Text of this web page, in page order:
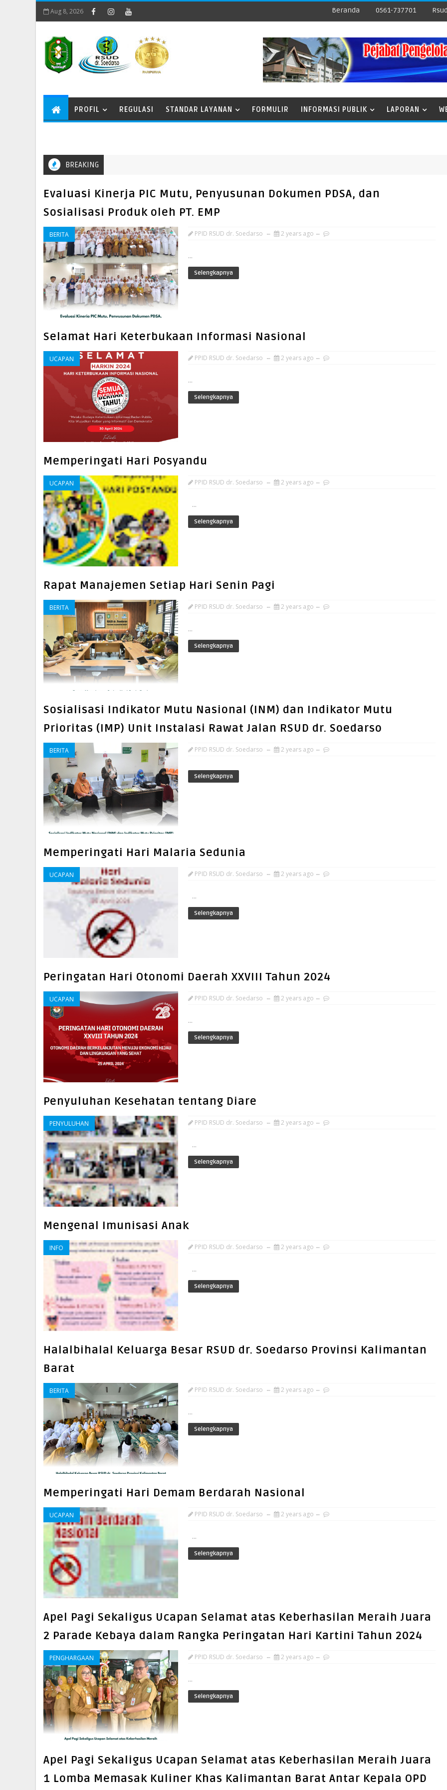
Aug 8, 2026 Beranda 0561-737701
PROFIL REGULASI STANDAR LAYANAN FORMULIR INFORMASI PUBLIK LAPORAN
BREAKING
Evaluasi Kinerja PIC Mutu, Penyusunan Dokumen PDSA, dan
Sosialisasi Produk oleh PT. EMP
BERITA PPID RSUD dr. Soedarso 2 years ago
...
Selengkapnya
Selamat Hari Keterbukaan Informasi Nasional
UCAPAN PPID RSUD dr. Soedarso 2 years ago
...
Selengkapnya
Memperingati Hari Posyandu
UCAPAN PPID RSUD dr. Soedarso 2 years ago
...
Selengkapnya
Rapat Manajemen Setiap Hari Senin Pagi
BERITA PPID RSUD dr. Soedarso 2 years ago
...
Selengkapnya
Sosialisasi Indikator Mutu Nasional (INM) dan Indikator Mutu
Prioritas (IMP) Unit Instalasi Rawat Jalan RSUD dr. Soedarso
BERITA PPID RSUD dr. Soedarso 2 years ago
Selengkapnya
Memperingati Hari Malaria Sedunia
UCAPAN PPID RSUD dr. Soedarso 2 years ago
...
Selengkapnya
Peringatan Hari Otonomi Daerah XXVIII Tahun 2024
UCAPAN PPID RSUD dr. Soedarso 2 years ago
...
Selengkapnya
Penyuluhan Kesehatan tentang Diare
PENYULUHAN PPID RSUD dr. Soedarso 2 years ago
...
Selengkapnya
Mengenal Imunisasi Anak
INFO PPID RSUD dr. Soedarso 2 years ago
...
Selengkapnya
Halalbihalal Keluarga Besar RSUD dr. Soedarso Provinsi Kalimantan
Barat
BERITA PPID RSUD dr. Soedarso 2 years ago
...
Selengkapnya
Memperingati Hari Demam Berdarah Nasional
UCAPAN PPID RSUD dr. Soedarso 2 years ago
...
Selengkapnya
Apel Pagi Sekaligus Ucapan Selamat atas Keberhasilan Meraih Juara
2 Parade Kebaya dalam Rangka Peringatan Hari Kartini Tahun 2024
PENGHARGAAN PPID RSUD dr. Soedarso 2 years ago
...
Selengkapnya
Apel Pagi Sekaligus Ucapan Selamat atas Keberhasilan Meraih Juara
1 Lomba Memasak Kuliner Khas Kalimantan Barat Antar Kepala OPD